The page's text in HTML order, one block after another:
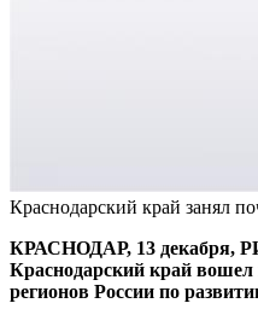
Краснодарский край занял
КРАСНОДАР, 13 декабря,
Краснодарский край вошел
регионов России по